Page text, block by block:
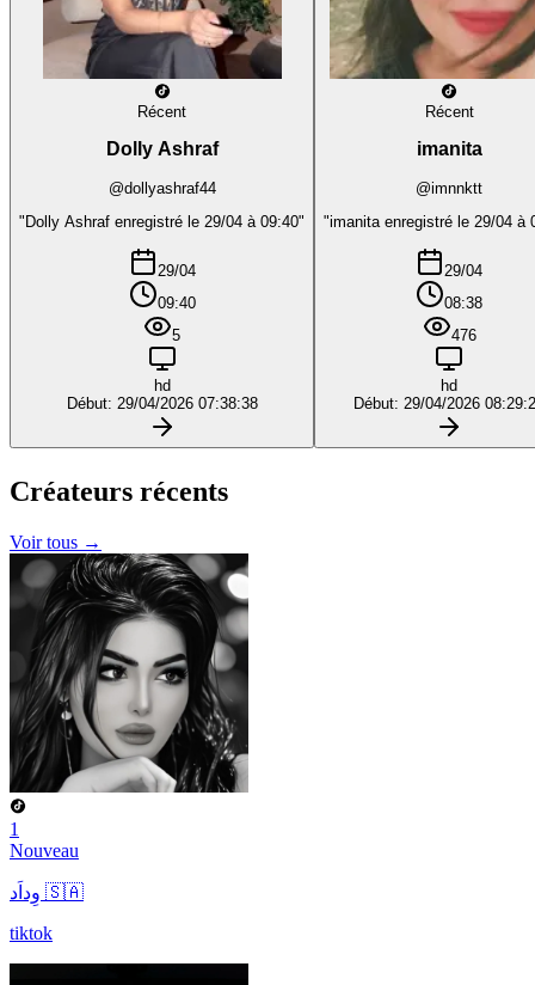
Récent
Dolly Ashraf
@dollyashraf44
"Dolly Ashraf enregistré le 29/04 à 09:40"
29/04
09:40
5
hd
Début: 29/04/2026 07:38:38
Récent
imanita
@imnnktt
"imanita enregistré le 29/04 à
29/04
08:38
476
hd
Début: 29/04/2026
Créateurs récents
Voir tous →
1
Nouveau
وِداَد 🇸🇦
tiktok